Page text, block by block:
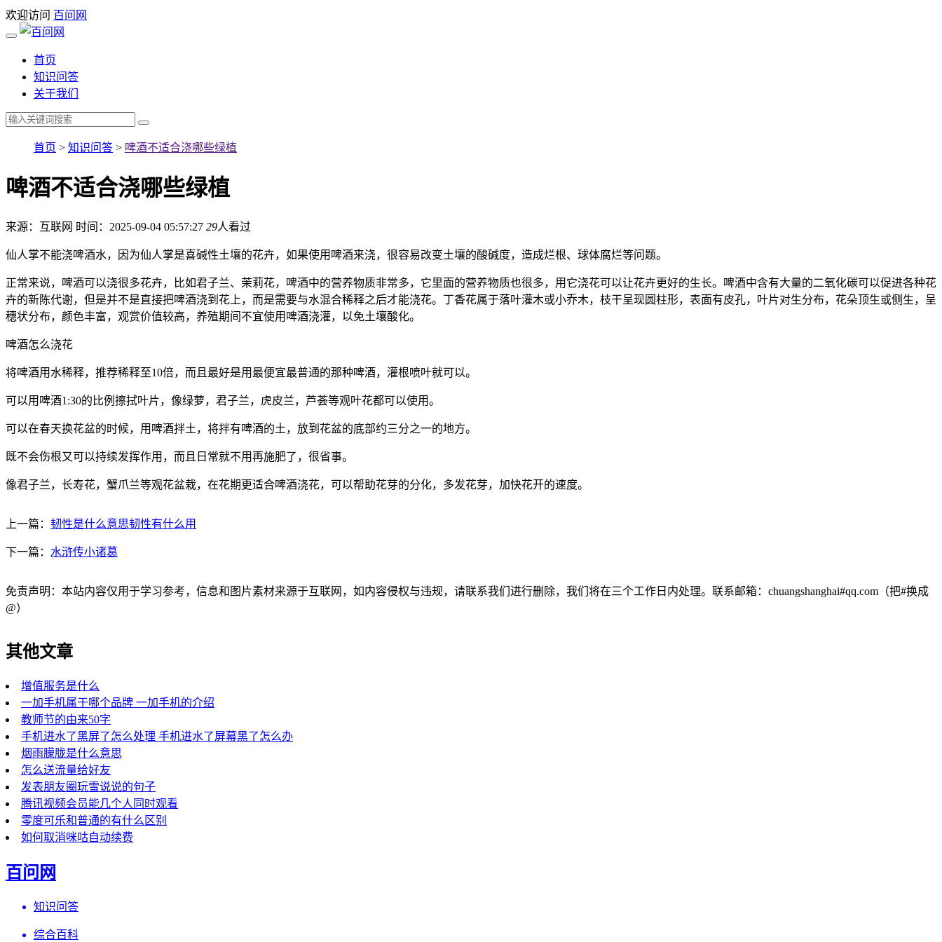
欢迎访问 百问网
首页
知识问答
关于我们
首页 > 知识问答 > 啤酒不适合浇哪些绿植
啤酒不适合浇哪些绿植
来源：互联网 时间：2025-09-04 05:57:27 29人看过
仙人掌不能浇啤酒水，因为仙人掌是喜碱性土壤的花卉，如果使用啤酒来浇，很容易改变土壤的酸碱度，造成烂根、球体腐烂等问题。
正常来说，啤酒可以浇很多花卉，比如君子兰、茉莉花，啤酒中的营养物质非常多，它里面的营养物质也很多，用它浇花可以让花卉更好的生长。啤酒中含有大量的二氧化碳可以促进各种花
卉的新陈代谢，但是并不是直接把啤酒浇到花上，而是需要与水混合稀释之后才能浇花。丁香花属于落叶灌木或小乔木，枝干呈现圆柱形，表面有皮孔，叶片对生分布，花朵顶生或侧生，呈
穗状分布，颜色丰富，观赏价值较高，养殖期间不宜使用啤酒浇灌，以免土壤酸化。
啤酒怎么浇花
将啤酒用水稀释，推荐稀释至10倍，而且最好是用最便宜最普通的那种啤酒，灌根喷叶就可以。
可以用啤酒1:30的比例擦拭叶片，像绿萝，君子兰，虎皮兰，芦荟等观叶花都可以使用。
可以在春天换花盆的时候，用啤酒拌土，将拌有啤酒的土，放到花盆的底部约三分之一的地方。
既不会伤根又可以持续发挥作用，而且日常就不用再施肥了，很省事。
像君子兰，长寿花，蟹爪兰等观花盆栽，在花期更适合啤酒浇花，可以帮助花芽的分化，多发花芽，加快花开的速度。
上一篇： 韧性是什么意思韧性有什么用
下一篇： 水浒传小诸葛
免责声明：本站内容仅用于学习参考，信息和图片素材来源于互联网，如内容侵权与违规，请联系我们进行删除，我们将在三个工作日内处理。联系邮箱：chuangshanghai#qq.com（把#换成
@）
其他文章
增值服务是什么
一加手机属于哪个品牌 一加手机的介绍
教师节的由来50字
手机进水了黑屏了怎么处理 手机进水了屏幕黑了怎么办
烟雨朦胧是什么意思
怎么送流量给好友
发表朋友圈玩雪说说的句子
腾讯视频会员能几个人同时观看
零度可乐和普通的有什么区别
如何取消咪咕自动续费
百问网
知识问答
综合百科